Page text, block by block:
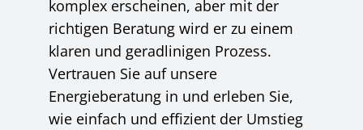
komplex erscheinen, aber mit der
richtigen Beratung wird er zu einem
klaren und geradlinigen Prozess.
Vertrauen Sie auf unsere
Energieberatung in und erleben Sie,
wie einfach und effizient der Umstieg